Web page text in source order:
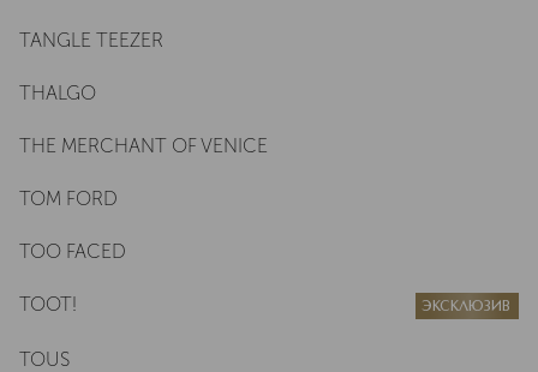
TANGLE TEEZER
THALGO
THE MERCHANT OF VENICE
TOM FORD
TOO FACED
TOOT! ЭКСКЛЮЗИВ
TOUS